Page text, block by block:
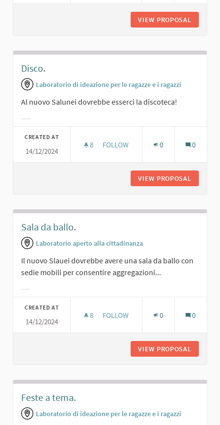
VIEW PROPOSAL
Disco.
Laboratorio di ideazione per le ragazze e i ragazzi
Al nuovo Salunei dovrebbe esserci la discoteca!
CREATED AT
14/12/2024
8 8 FOLLOWERS
FOLLOW 0 0
VIEW PROPOSAL
Sala da ballo.
Laboratorio aperto alla cittadinanza
Il nuovo Slauei dovrebbe avere una sala da ballo con
sedie mobili per consentire aggregazioni...
CREATED AT
14/12/2024
8 8 FOLLOWERS
FOLLOW 0 0
VIEW PROPOSAL
Feste a tema.
Laboratorio di ideazione per le ragazze e i ragazzi